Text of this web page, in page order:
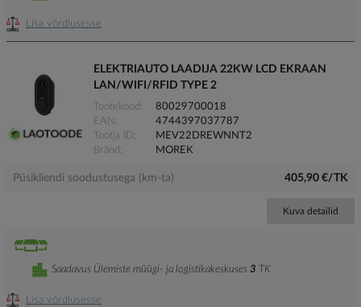
Lisa võrdlusesse
ELEKTRIAUTO LAADIJA 22KW LCD EKRAAN
LAN/WIFI/RFID TYPE 2
Tootekood
80029700018
EAN
4744397037787
Tootja ID
MEV22DREWNNT2
Bränd
MOREK
Püsikliendi soodustusega (km-ta) 405,90 €/TK
Kuva detailid
Lisa võrdlusesse
Saadavus Ülemiste müügi- ja logistikakeskuses 3 TK